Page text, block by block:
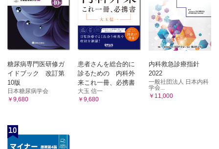
糖尿病専門医研修ガ
イドブック 改訂第
10版
日本糖尿病学会
￥9,680
患者さんを総合的に
診るための 内科外
来これ一冊、必携書
大玉 信一
￥9,680
内科救急診療指針
2022
一般社団法人 日本内科
学会...
￥11,000
10